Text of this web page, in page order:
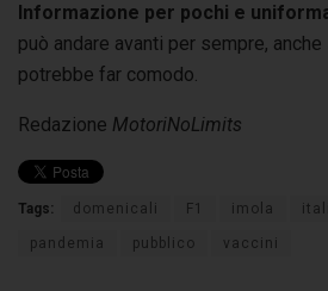
Informazione per pochi e
può andare avanti per sempre,
potrebbe far comodo.
Redazione MotoriNoLimits
Tags: domenicali F1 imola
pandemia pubblico vaccini